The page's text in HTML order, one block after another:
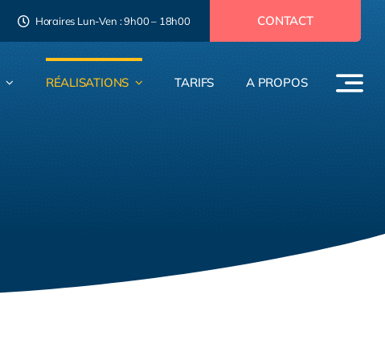
Horaires Lun-Ven : 9h00 – 18h00 CONTACT
RÉALISATIONS TARIFS A PROPOS